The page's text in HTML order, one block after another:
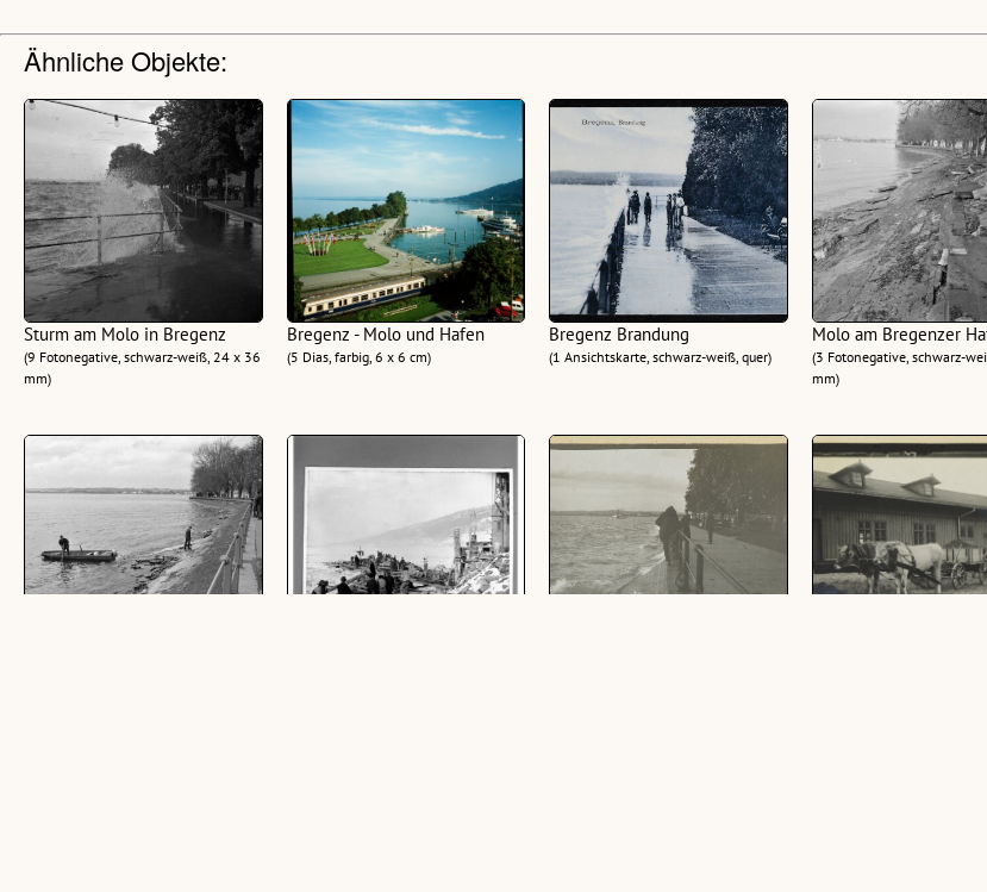
Ähnliche Objekte:
Sturm am Molo in Bregenz
(9 Fotonegative, schwarz-weiß, 24 x 36
mm)
Bregenz - Molo und Hafen
(5 Dias, farbig, 6 x 6 cm)
Bregenz Brandung
(1 Ansichtskarte, schwarz-weiß, quer)
Molo am Bregenzer
(3 Fotonegative, schwarz-
mm)